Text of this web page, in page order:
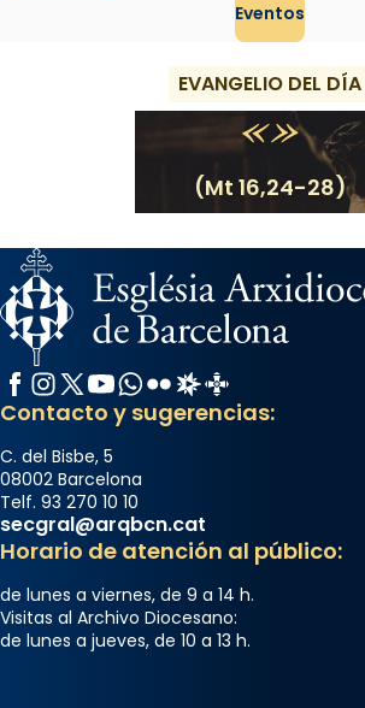
Eventos
EVANGELIO DEL DÍA
(Mt 16,24-28)
Facebook
Instagram
X / Twitter
YouTube
WhatsApp
FlickrRadio Estel
Catalunya
Contacto y sugerencias:
C. del Bisbe, 5
08002 Barcelona
Telf. 93 270 10 10
secgral@arqbcn.cat
Horario de atención al público:
de lunes a viernes, de 9 a 14 h.
Visitas al Archivo Diocesano:
de lunes a jueves, de 10 a 13 h.